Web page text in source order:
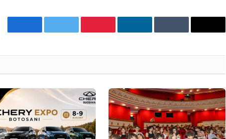
FacebookTwitter PinterestLinkedInTumblr Email